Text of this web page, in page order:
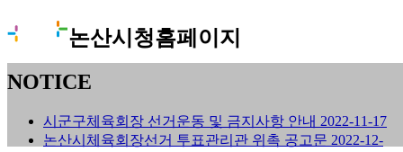
논산시청홈페이지
NOTICE
시군구체육회장 선거운동 및 금지사항 안내 2022-11-17
논산시체육회장선거 투표관리관 위촉 공고문 2022-12-